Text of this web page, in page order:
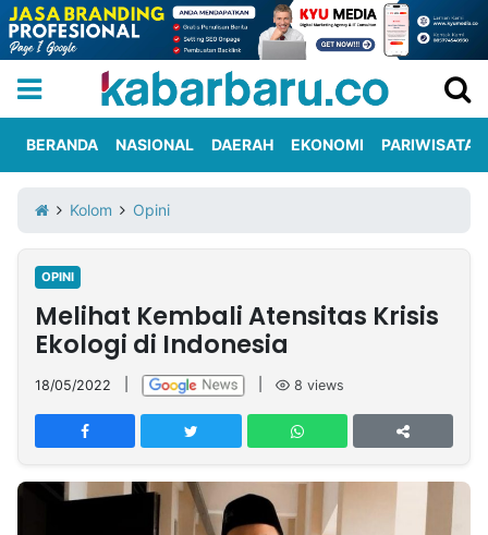
Iklan
Berita
Kami
Nasional
International
Olahraga
Entertainment
Daerah
Pariwisata
Kuliner
Kolom
Network
PT
TREETAN
MULTIMEDIA
INDONESIA
BERANDA NASIONAL DAERAH EKONOMI PARIWISATA
Kolom Opini
OPINI
Melihat Kembali Atensitas Krisis
Ekologi di Indonesia
18/05/2022 8 views